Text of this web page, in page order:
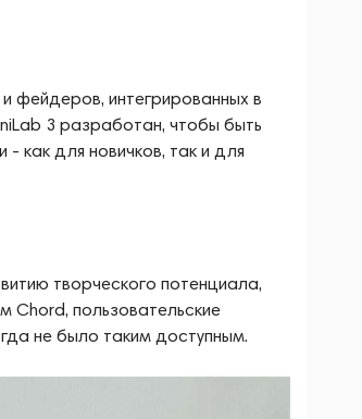
фейдеров, интегрированных в
3 разработан, чтобы быть
- как для новичков, так и для
творческого потенциала,
Chord, пользовательские
не было таким доступным.